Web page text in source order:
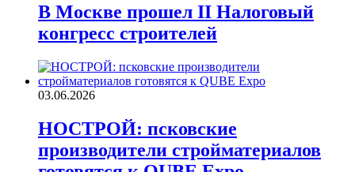
В Москве прошел II Налоговый
конгресс строителей
03.06.2026
НОСТРОЙ: псковские
производители стройматериалов